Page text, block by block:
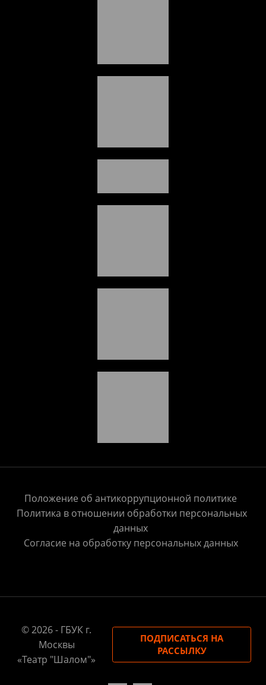
Положение об антикоррупционной политике
Политика в отношении обработки персональных
данных
Согласие на обработку персональных данных
© 2026 - ГБУК г.
Москвы
«Театр "Шалом"»
ПОДПИСАТЬСЯ НА
РАССЫЛКУ